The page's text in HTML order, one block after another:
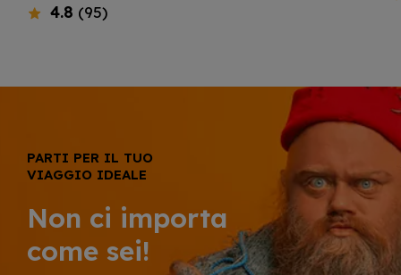
4.8 (95)
PARTI PER IL TUO
VIAGGIO IDEALE
Non ci importa
come sei!